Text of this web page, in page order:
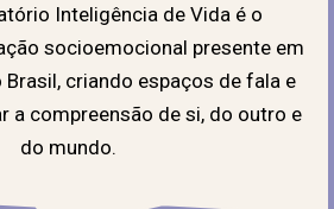
Inteligência de Vida é o
socioemocional presente em
criando espaços de fala e
a compreensão de si, do outro e
do mundo.